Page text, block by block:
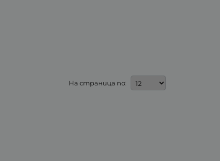
На страница по: